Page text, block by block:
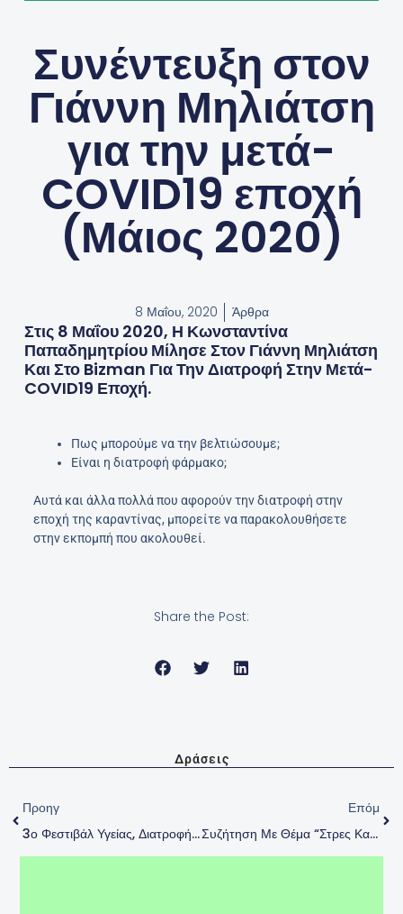
Συνέντευξη στον
Γιάννη Μηλιάτση
για την μετά-
COVID19 εποχή
(Μάιος 2020)
8 Μαΐου, 2020 Άρθρα
Στις 8 Μαΐου 2020, Η Κωνσταντίνα
Παπαδημητρίου Μίλησε Στον Γιάννη Μηλιάτση
Και Στο Bizman Για Την Διατροφή Στην Μετά-
COVID19 Εποχή.
Πως μπορούμε να την βελτιώσουμε;
Είναι η διατροφή φάρμακο;
Αυτά και άλλα πολλά που αφορούν την διατροφή στην
εποχή της καραντίνας, μπορείτε να παρακολουθήσετε
στην εκπομπή που ακολουθεί.
Share the Post:
Δράσεις
Προηγ
3ο Φεστιβάλ Υγείας, Διατροφής Και Αθλητισμού
Επόμ
Συζήτηση Με Θέμα “Στρες Και Διατροφή” Στην Εκπομπή “Πάνω Απ’ Όλα Η Υγεία Μου” Στο ATLAS TV (Μάρτιος 2021)